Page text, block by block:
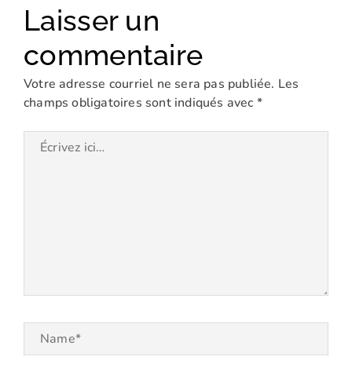
Laisser un
commentaire
Votre adresse courriel ne sera pas publiée. Les
champs obligatoires sont indiqués avec *
Écrivez
Name*